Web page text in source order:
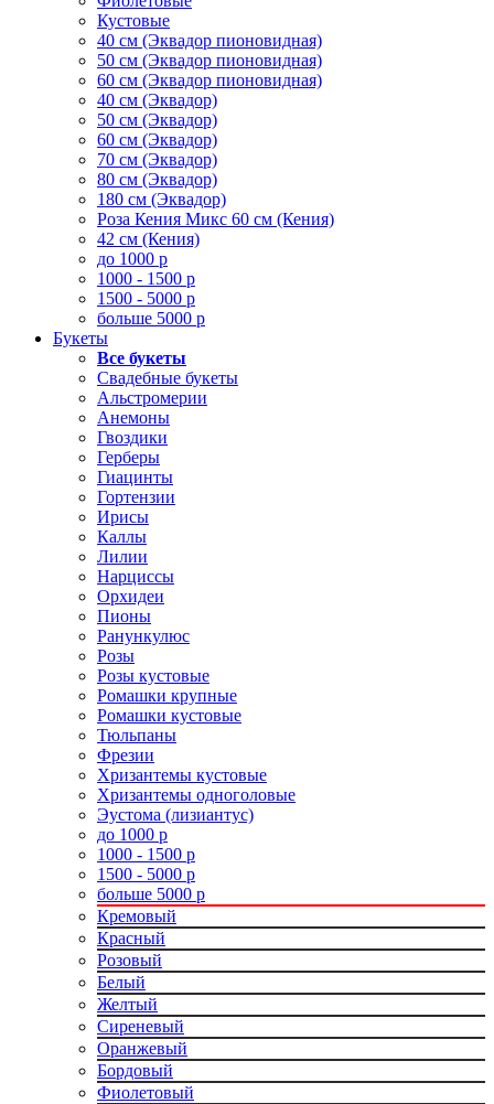
Кустовые
40 см (Эквадор пионовидная)
50 см (Эквадор пионовидная)
60 см (Эквадор пионовидная)
40 см (Эквадор)
50 см (Эквадор)
60 см (Эквадор)
70 см (Эквадор)
80 см (Эквадор)
180 см (Эквадор)
Роза Кения Микс 60 см (Кения)
42 см (Кения)
до 1000 р
1000 - 1500 р
1500 - 5000 р
больше 5000 р
Букеты
Все букеты
Свадебные букеты
Альстромерии
Анемоны
Гвоздики
Герберы
Гиацинты
Гортензии
Ирисы
Каллы
Лилии
Нарциссы
Орхидеи
Пионы
Ранункулюс
Розы
Розы кустовые
Ромашки крупные
Ромашки кустовые
Тюльпаны
Фрезии
Хризантемы кустовые
Хризантемы одноголовые
Эустома (лизиантус)
до 1000 р
1000 - 1500 р
1500 - 5000 р
больше 5000 р
Кремовый
Красный
Розовый
Белый
Желтый
Сиреневый
Оранжевый
Бордовый
Фиолетовый